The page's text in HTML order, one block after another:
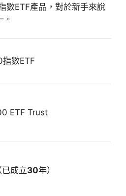
數ETF產品，對於新手來說
數ETF
ETF Trust
成立30年）